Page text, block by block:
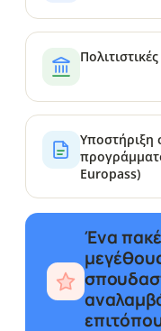
Υποστήριξη
Europass)
Ένα